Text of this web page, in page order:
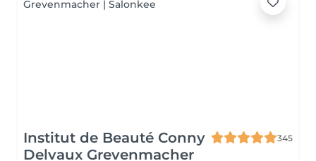
Institut de Beauté Conny
Delvaux Grevenmacher
345